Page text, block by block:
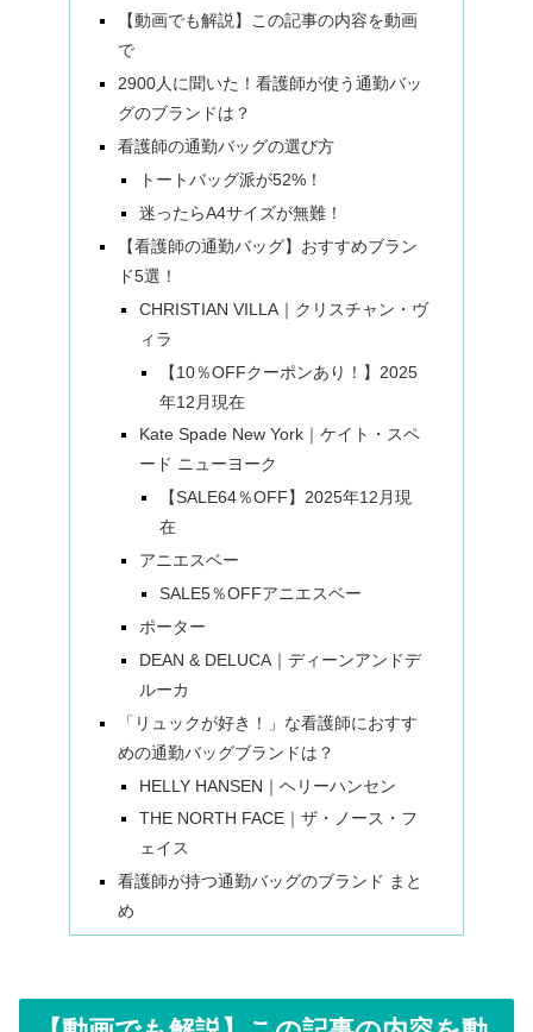
【動画でも解説】この記事の内容を動画
で
2900人に聞いた！看護師が使う通勤バッ
グのブランドは？
看護師の通勤バッグの選び方
トートバッグ派が52%！
迷ったらA4サイズが無難！
【看護師の通勤バッグ】おすすめブラン
ド5選！
CHRISTIAN VILLA｜クリスチャン・ヴ
ィラ
【10％OFFクーポンあり！】2025
年12月現在
Kate Spade New York｜ケイト・スペ
ード ニューヨーク
【SALE64％OFF】2025年12月現
在
アニエスベー
SALE5％OFFアニエスベー
ポーター
DEAN & DELUCA｜ディーンアンドデ
ルーカ
「リュックが好き！」な看護師におすす
めの通勤バッグブランドは？
HELLY HANSEN｜ヘリーハンセン
THE NORTH FACE｜ザ・ノース・フ
ェイス
看護師が持つ通勤バッグのブランド まと
め